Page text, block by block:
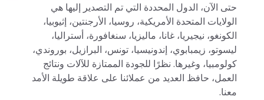
حتى الآن، الدول المحددة التي تم التصدير إليها هي
الولايات المتحدة الأمريكية، روسيا، الأرجنتين، إثيوبيا،
الكونغو، نيجيريا، غانا، ماليزيا، سنغافورة، أستراليا،
ليسوتو، زيمبابوي، إندونيسيا، تونس، البرازيل، بوروندي،
كولومبيا، وغيرها. نظرًا للجودة الممتازة للآلات ونتائج
العمل، حافظ العديد من عملائنا على علاقة طويلة الأمد
معنا.